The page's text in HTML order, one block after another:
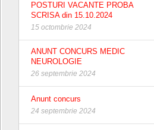
POSTURI VACANTE PROBA
SCRISA din 15.10.2024
15 octombrie 2024
ANUNT CONCURS MEDIC
NEUROLOGIE
26 septembrie 2024
Anunt concurs
24 septembrie 2024